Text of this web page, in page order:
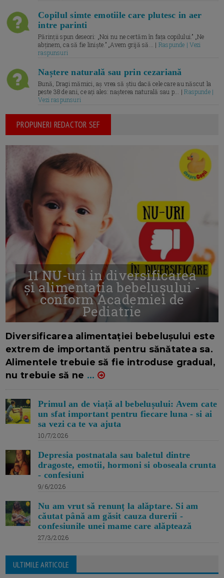
Copilul simte emotiile care plutesc in aer
intre parinti
Părinții spun deseori: „Noi nu ne certăm în fața copilului.” „Ne
abținem, ca să fie liniște.” „Avem grijă să... | Raspunde | Vezi
raspunsuri
Naștere naturală sau prin cezariană
Bună, Dragi mămici, aș vrea să știu dacă cele care au născut la
peste 38 de ani, ce ați ales: nașterea naturală sau p... |Raspunde |
Vezi raspunsuri
PROPUNERI REDACTOR SEF
11 NU-uri in diversificarea
și alimentația bebelușului -
conform Academiei de
Pediatrie
Diversificarea alimentației bebelușului este
extrem de importantă pentru sănătatea sa.
Alimentele trebuie să fie introduse gradual,
nu trebuie să ne ...
Primul an de viață al bebelușului: Avem cate
un sfat important pentru fiecare luna - si ai
sa vezi ca te va ajuta
10/7/2026
Depresia postnatala sau baletul dintre
dragoste, emotii, hormoni si oboseala crunta
- confesiuni
9/6/2026
Nu am vrut să renunț la alăptare. Si am
căutat până am găsit cauza durerii -
confesiunile unei mame care alăptează
27/3/2026
ULTIMILE ARTICOLE